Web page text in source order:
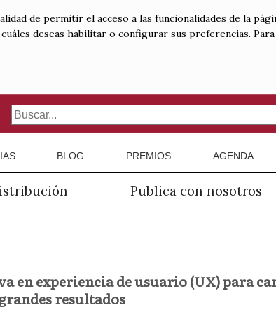
de permitir el acceso a las funcionalidades de la
deseas habilitar o configurar sus preferencias.
BLOG PREMIOS AGENDA
Publica con nosotros
en experiencia de usuario (UX) para
resultados